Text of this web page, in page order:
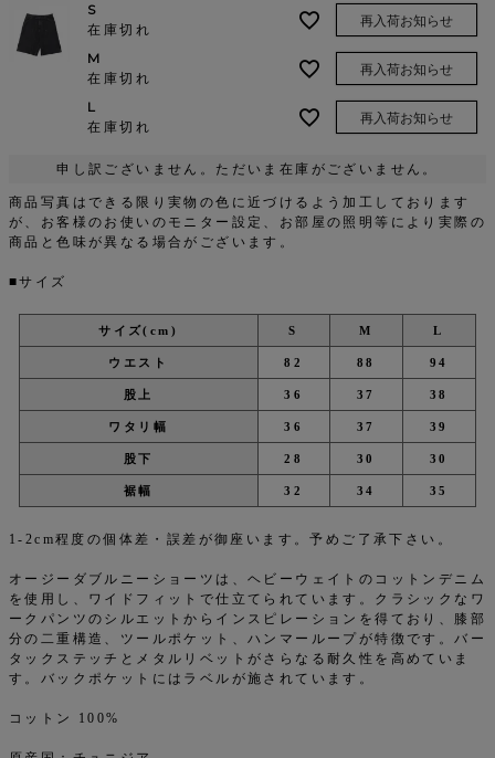
S
在庫切れ
再入荷お知らせ
M
在庫切れ
再入荷お知らせ
L
在庫切れ
再入荷お知らせ
申し訳ございません。ただいま在庫がございません。
商品写真はできる限り実物の色に近づけるよう加工しております
が、お客様のお使いのモニター設定、お部屋の照明等により実際の
商品と色味が異なる場合がございます。
■サイズ
サイズ(cm) S M L
ウエスト 82 88 94
股上 36 37 38
ワタリ幅 36 37 39
股下 28 30 30
裾幅 32 34 35
1-2cm程度の個体差・誤差が御座います。予めご了承下さい。
オージーダブルニーショーツは、ヘビーウェイトのコットンデニム
を使用し、ワイドフィットで仕立てられています。クラシックなワ
ークパンツのシルエットからインスピレーションを得ており、膝部
分の二重構造、ツールポケット、ハンマーループが特徴です。バー
タックステッチとメタルリベットがさらなる耐久性を高めていま
す。バックポケットにはラベルが施されています。
コットン 100%